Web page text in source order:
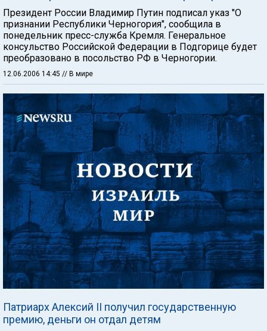
Президент России Владимир Путин подписал указ "О
признании Республики Черногория", сообщила в
понедельник пресс-служба Кремля. Генеральное
консульство Российской Федерации в Подгорице будет
преобразовано в посольство РФ в Черногории.
12.06.2006 14:45 // В мире
Патриарх Алексий II получил государственную
премию, деньги он отдал детям